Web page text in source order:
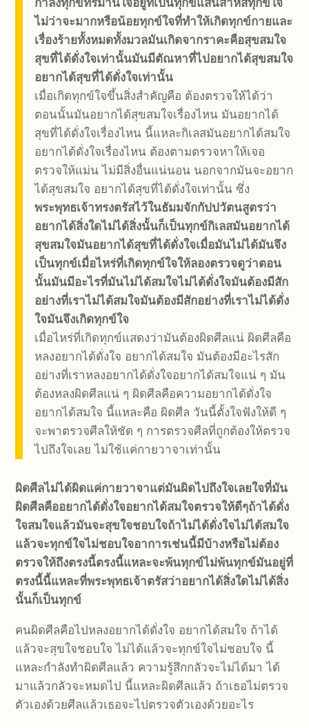
กำลังทุกข์ทรมานใจอยู่ที่เป็นทุกข์แสนสาหัสทุกข์ใจ
ไม่ว่าจะมากหรือน้อยทุกข์ใจที่ทำให้เกิดทุกข์กายและ
เรื่องร้ายทั้งหมดทั้งมวลมันเกิดจากราคะคือสุขสมใจ
สุขที่ได้ดั่งใจเท่านั้นมันมีตัณหาที่ไปอยากได้สุขสมใจ
อยากได้สุขที่ได้ดั่งใจเท่านั้น
เมื่อเกิดทุกข์ใจขึ้นสิ่งสำคัญคือ ต้องตรวจให้ได้ว่า
ตอนนั้นมันอยากได้สุขสมใจเรื่องไหน มันอยากได้
สุขที่ได้ดั่งใจเรื่องไหน นี้แหละกิเลสมันอยากได้สมใจ
อยากได้ดั่งใจเรื่องไหน ต้องตามตรวจหาให้เจอ
ตรวจให้แม่น ไม่มีสิ่งอื่นแน่นอน นอกจากมันจะอยาก
ได้สุขสมใจ อยากได้สุขที่ได้ดั่งใจเท่านั้น ซึ่ง
พระพุทธเจ้าทรงตรัสไว้ในธัมมจักกัปปวัตนสูตรว่า
อยากได้สิ่งใดไม่ได้สิ่งนั้นก็เป็นทุกข์กิเลสมันอยากได้
สุขสมใจมันอยากได้สุขที่ได้ดั่งใจเมื่อมันไม่ได้มันจึง
เป็นทุกข์เมื่อไหร่ที่เกิดทุกข์ใจให้ลองตรวจดูว่าตอน
นั้นมันมีอะไรที่มันไม่ได้สมใจไม่ได้ดั่งใจมันต้องมีสัก
อย่างที่เราไม่ได้สมใจมันต้องมีสักอย่างที่เราไม่ได้ดั่ง
ใจมันจึงเกิดทุกข์ใจ
เมื่อไหร่ที่เกิดทุกข์แสดงว่ามันต้องผิดศีลแน่ ผิดศีลคือ
หลงอยากได้ดั่งใจ อยากได้สมใจ มันต้องมีอะไรสัก
อย่างที่เราหลงอยากได้ดั่งใจอยากได้สมใจแน่ ๆ มัน
ต้องหลงผิดศีลแน่ ๆ ผิดศีลคือความอยากได้ดั่งใจ
อยากได้สมใจ นี้แหละคือ ผิดศีล วันนี้ตั้งใจฟังให้ดี ๆ
จะพาตรวจศีลให้ชัด ๆ การตรวจศีลที่ถูกต้องให้ตรวจ
ไปถึงใจเลย ไม่ใช้แค่กายวาจาเท่านั้น
ผิดศีลไม่ได้ผิดแค่กายวาจาแต่มันผิดไปถึงใจเลยใจที่มัน
ผิดศีลคืออยากได้ดั่งใจอยากได้สมใจตรวจให้ดีๆถ้าได้ดั่ง
ใจสมใจแล้วมันจะสุขใจชอบใจถ้าไม่ได้ดั่งใจไม่ได้สมใจ
แล้วจะทุกข์ใจไม่ชอบใจอาการเช่นนี้มีบ้างหรือไม่ต้อง
ตรวจให้ถึงตรงนี้ตรงนี้แหละจะพ้นทุกข์ไม่พ้นทุกข์มันอยู่ที่
ตรงนี้นี้แหละที่พระพุทธเจ้าตรัสว่าอยากได้สิ่งใดไม่ได้สิ่ง
นั้นก็เป็นทุกข์
คนผิดศีลคือไปหลงอยากได้ดั่งใจ อยากได้สมใจ ถ้าได้
แล้วจะสุขใจชอบใจ ไม่ได้แล้วจะทุกข์ใจไม่ชอบใจ นี้
แหละกำลังทำผิดศีลแล้ว ความรู้สึกกลัวจะไม่ได้มา ได้
มาแล้วกลัวจะหมดไป นี้แหละผิดศีลแล้ว ถ้าเธอไม่ตรวจ
ตัวเองด้วยศีลแล้วเธอจะไปตรวจตัวเองด้วยอะไร